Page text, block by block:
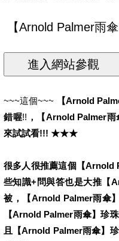
~~~這個~~~ 【Arnold
錯喔!! ， 【Arnold Palmer
來試試看!!! ★★★
很多人很推薦這個【Arnold
些知識+問與答也是大推【
被，【Arnold Palmer雨傘
【Arnold Palmer雨傘】珍
且【Arnold Palmer雨傘】